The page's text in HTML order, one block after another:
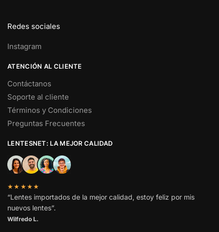
Redes sociales
Instagram
ATENCIÓN AL CLIENTE
Contáctanos
Soporte al cliente
Términos y Condiciones
Preguntas Frecuentes
LENTESNET: LA MEJOR CALIDAD
★★★★★
“Lentes importados de la mejor calidad, estoy feliz por mis
nuevos lentes”.
Wilfredo L.